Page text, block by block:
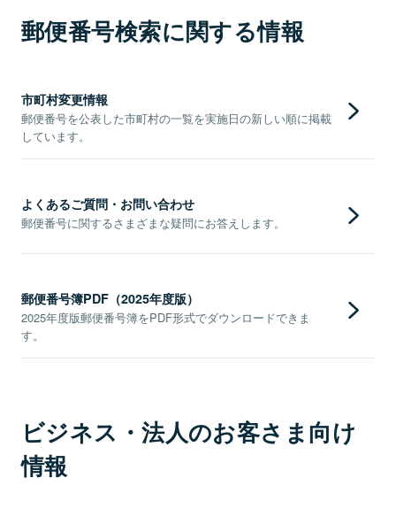
郵便番号検索に関する情報
市町村変更情報
郵便番号を公表した市町村の一覧を実施日の新しい順に掲載
しています。
よくあるご質問・お問い合わせ
郵便番号に関するさまざまな疑問にお答えします。
郵便番号簿PDF（2025年度版）
2025年度版郵便番号簿をPDF形式でダウンロードできま
す。
ビジネス・法人のお客さま向け
情報